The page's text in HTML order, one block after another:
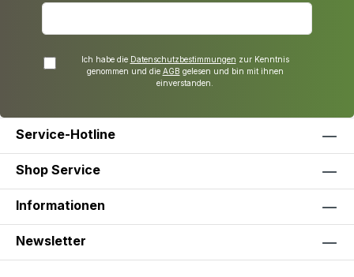
Ich habe die Datenschutzbestimmungen zur Kenntnis
genommen und die AGB gelesen und bin mit ihnen
einverstanden.
Service-Hotline
Shop Service
Informationen
Newsletter